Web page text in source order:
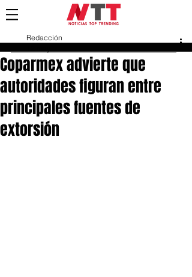
Coparmex advierte que
autoridades figuran entre
principales fuentes de
extorsión
Redacción